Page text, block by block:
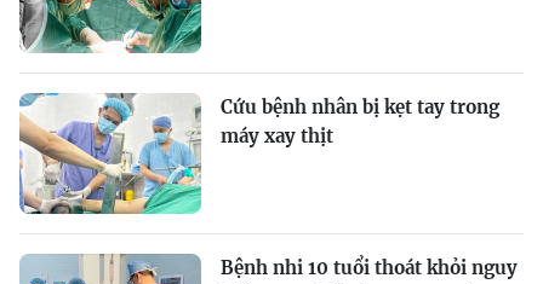
Cứu bệnh nhân bị kẹt tay trong
máy xay thịt
Bệnh nhi 10 tuổi thoát khỏi nguy